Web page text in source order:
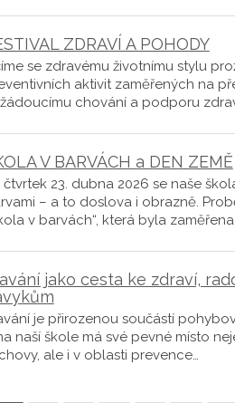
ZDRAVÍ A POHODY
se zdravému životnímu stylu
aktivit zaměřených na
chování a podporu
V BARVÁCH a DEN ZEMĚ
čtvrtek 23. dubna 2026 se naše
– a to doslova i obrazně.
v barvách“, která byla
jako cesta ke zdraví,
je přirozenou součástí
naší škole má své pevné místo
ale i v oblasti prevence…